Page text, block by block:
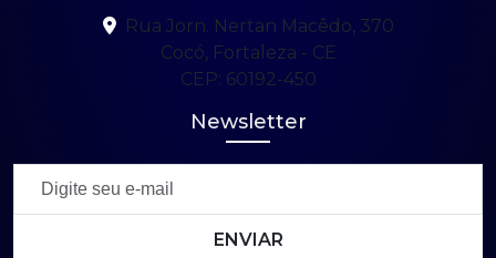
Rua Jorn. Nertan Macêdo, 370
Cocó, Fortaleza - CE
CEP: 60192-450
Newsletter
ENVIAR